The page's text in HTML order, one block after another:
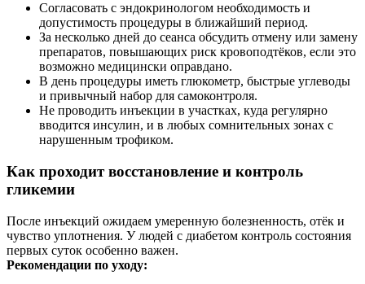
Согласовать с эндокринологом необходимость и
допустимость процедуры в ближайший период.
За несколько дней до сеанса обсудить отмену или замену
препаратов, повышающих риск кровоподтёков, если это
возможно медицински оправдано.
В день процедуры иметь глюкометр, быстрые углеводы
и привычный набор для самоконтроля.
Не проводить инъекции в участках, куда регулярно
вводится инсулин, и в любых сомнительных зонах с
нарушенным трофиком.
Как проходит восстановление и контроль
гликемии
После инъекций ожидаем умеренную болезненность, отёк и
чувство уплотнения. У людей с диабетом контроль состояния
первых суток особенно важен.
Рекомендации по уходу: